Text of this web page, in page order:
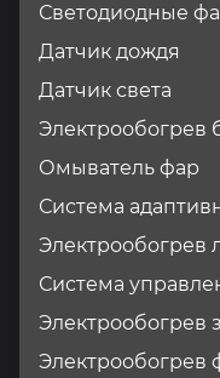
Светодиодные
Датчик дождя
Датчик света
Электрообогрев
Омыватель фар
Система
Электрообогрев
Система
Электрообогрев
Электрообогрев